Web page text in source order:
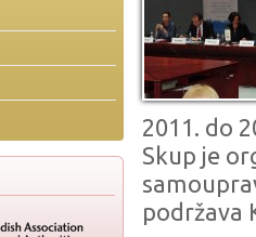
2011. do
Skup je
podržava